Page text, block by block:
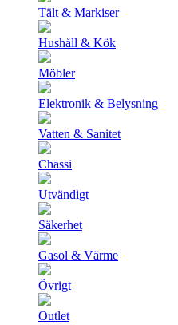
Tält & Markiser
Hushåll & Kök
Möbler
Elektronik & Belysning
Vatten & Sanitet
Chassi
Utvändigt
Säkerhet
Gasol & Värme
Övrigt
Outlet